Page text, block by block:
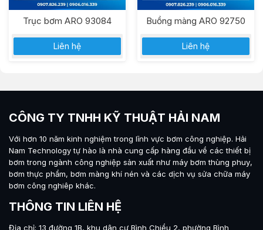
Trục bơm ARO 93084
Liên hệ
Buồng màng ARO 92750
Liên hệ
CÔNG TY TNHH KỸ THUẬT HẢI NAM
Với hơn 10 năm kinh nghiệm trong lĩnh vực bơm công nghiệp. Hải
Nam Technologytự hào là nhà cung cấp hàng đầu về các thiết bị
bơm trong ngành công nghiệp sản xuất như máy bơm thùng phuy,
bơm thực phẩm, bơm màng khí nén và các dịch vụ sửa chữa máy
bơm công nghiêp khác.
THÔNG TIN LIÊN HỆ
Địa chỉ: 13 đường 1B, khu dân cư Bình Chiểu 2, phường Bình